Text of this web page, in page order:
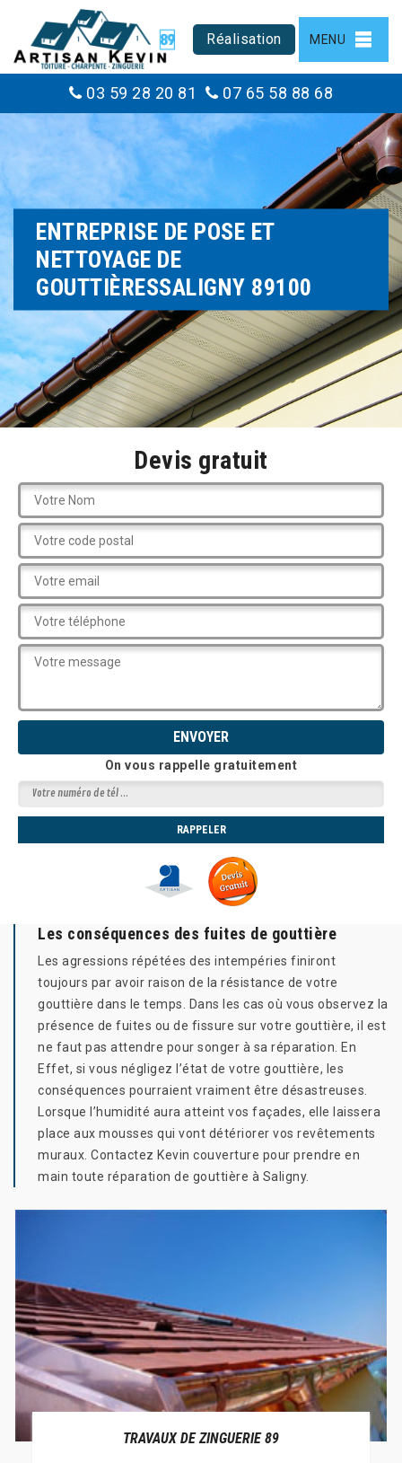
Réalisation MENU
03 59 28 20 81 07 65 58 88 68
ENTREPRISE DE POSE ET
NETTOYAGE DE
GOUTTIÈRESSALIGNY 89100
Devis gratuit
On vous rappelle gratuitement
Les conséquences des fuites de gouttière
Les agressions répétées des intempéries finiront
toujours par avoir raison de la résistance de votre
gouttière dans le temps. Dans les cas où vous observez la
présence de fuites ou de fissure sur votre gouttière, il est
ne faut pas attendre pour songer à sa réparation. En
Effet, si vous négligez l’état de votre gouttière, les
conséquences pourraient vraiment être désastreuses.
Lorsque l’humidité aura atteint vos façades, elle laissera
place aux mousses qui vont détériorer vos revêtements
muraux. Contactez Kevin couverture pour prendre en
main toute réparation de gouttière à Saligny.
TRAVAUX DE ZINGUERIE 89